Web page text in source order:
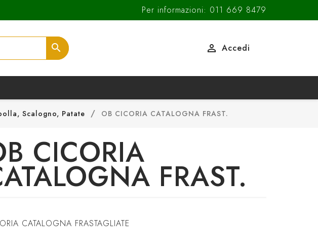
Per informazioni: 011 669 8479
search  Accedi
Scalogno, Patate OB CICORIA CATALOGNA FRAST.
CICORIA
FRAST.
CATALOGNA FRASTAGLIATE